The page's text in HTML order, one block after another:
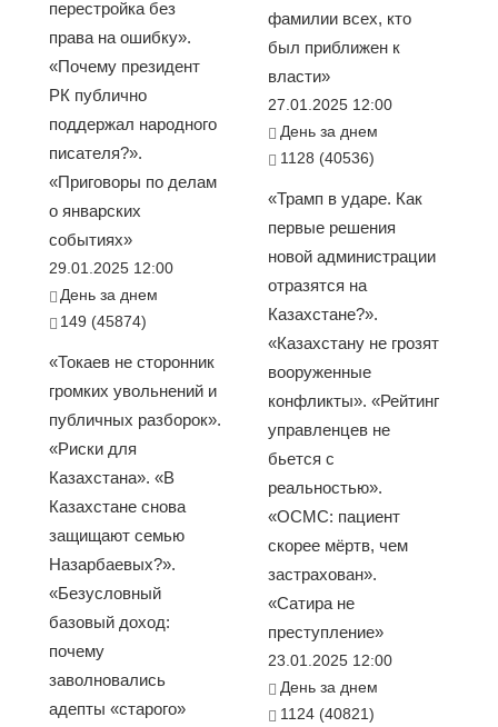
перестройка без
права на ошибку».
«Почему президент
РК публично
поддержал народного
писателя?».
«Приговоры по делам
о январских
событиях»
29.01.2025 12:00
День за днем
149 (45874)
«Токаев не сторонник
громких увольнений и
публичных разборок».
«Риски для
Казахстана». «В
Казахстане снова
защищают семью
Назарбаевых?».
«Безусловный
базовый доход:
почему
заволновались
адепты «старого»
фамилии всех, кто
был приближен к
власти»
27.01.2025 12:00
День за днем
1128 (40536)
«Трамп в ударе. Как
первые решения
новой администрации
отразятся на
Казахстане?».
«Казахстану не грозят
вооруженные
конфликты». «Рейтинг
управленцев не
бьется с
реальностью».
«ОСМС: пациент
скорее мёртв, чем
застрахован».
«Сатира не
преступление»
23.01.2025 12:00
День за днем
1124 (40821)